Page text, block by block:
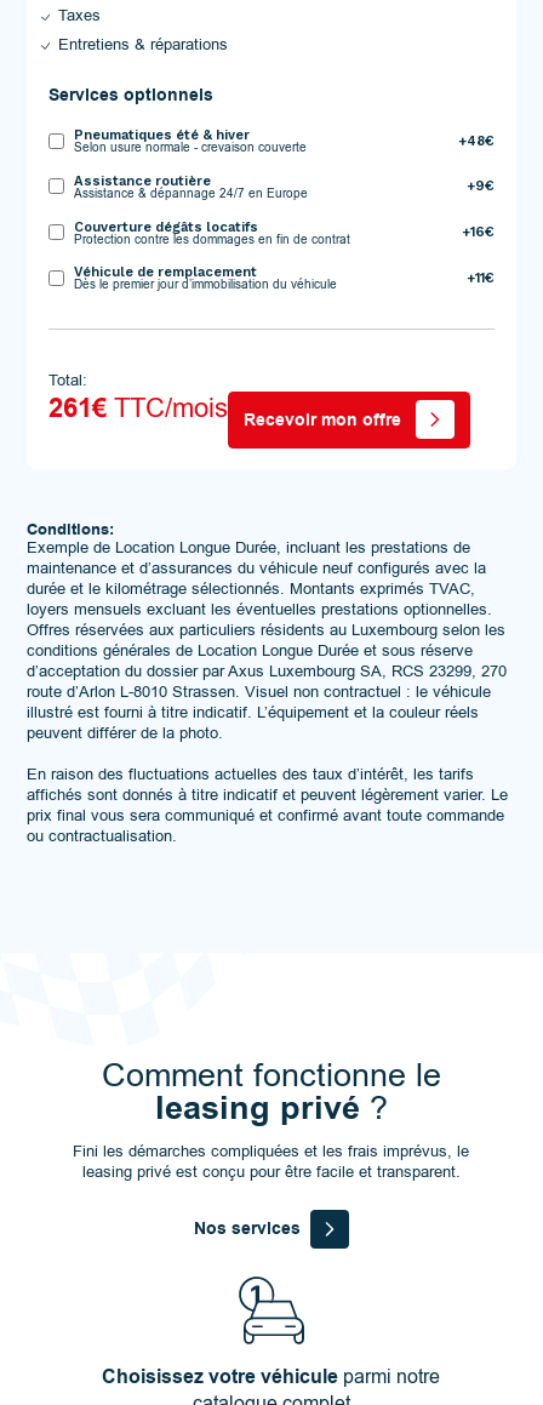
Taxes
Entretiens & réparations
Services optionnels
Pneumatiques été & hiver
Selon usure normale - crevaison couverte +48€
Assistance routière
Assistance & dépannage 24/7 en Europe +9€
Couverture dégâts locatifs
Protection contre les dommages en fin de contrat +16€
Véhicule de remplacement
Dès le premier jour d’immobilisation du véhicule +11€
Total:
261€TTC/mois Recevoir mon offre
Conditions:
Exemple de Location Longue Durée, incluant les prestations de
maintenance et d’assurances du véhicule neuf configurés avec la
durée et le kilométrage sélectionnés. Montants exprimés TVAC,
loyers mensuels excluant les éventuelles prestations optionnelles.
Offres réservées aux particuliers résidents au Luxembourg selon les
conditions générales de Location Longue Durée et sous réserve
d’acceptation du dossier par Axus Luxembourg SA, RCS 23299, 270
route d’Arlon L-8010 Strassen. Visuel non contractuel : le véhicule
illustré est fourni à titre indicatif. L’équipement et la couleur réels
peuvent différer de la photo.
En raison des fluctuations actuelles des taux d’intérêt, les tarifs
affichés sont donnés à titre indicatif et peuvent légèrement varier. Le
prix final vous sera communiqué et confirmé avant toute commande
ou contractualisation.
Comment fonctionne le
leasing privé ?
Fini les démarches compliquées et les frais imprévus, le
leasing privé est conçu pour être facile et transparent.
Nos services
Choisissez votre véhicule parmi notre